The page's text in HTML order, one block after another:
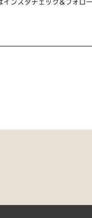
インスタチェック&フォロ